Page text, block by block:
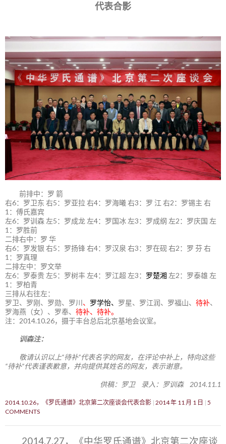
代表合影
前排中：罗 箭
右6：罗卫东 右5：罗亚拉 右4：罗海曦 右3：罗 江 右2：罗锡主 右
1：傅氏嘉宾
左6：罗训森 左5：罗成龙 左4：罗国冰 左3：罗成纲 左2：罗庆国 左
1：罗胜前
二排右中：罗 华
右6：罗发银 右5：罗扬锋 右4：罗汉泉 右3：罗在砚 右2：罗 芬 右
1：罗真理
二排左中：罗文举
左6：罗泰贵 左5：罗树丰 左4：罗江超 左3： 罗楚湘 左2：罗泰雄 左
1：罗柏青
三排从右往左：
罗卫、罗刚、罗勋、罗川 、 罗学怡、 罗星、罗江润、罗福山、 待补、
罗海燕（女）、罗奉、 待补、待补。
注：2014.10.26，摄于丰台总后北京基地会议室。
训森注：
敬请认识以上“待补”代表名字的网友，在评论中补上，特向这些
“待补”代表谨表歉意，并向提供其姓名的网友，表示谢意。
供稿：罗卫 录入：罗训森 2014.11.1
2014.10.26，《罗氏通谱》北京第二次座谈会代表合影 2014 年 11 月 1 日
5
COMMENTS
2014.7.27，《中华罗氏通谱》北京第二次座谈